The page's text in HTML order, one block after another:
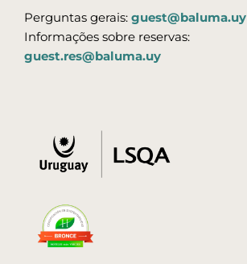
Perguntas gerais: guest@baluma.uy
Informações sobre reservas:
guest.res@baluma.uy